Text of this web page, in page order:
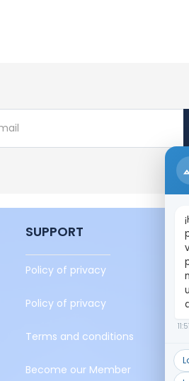
SUPPORT
Policy of privacy
Policy of privacy
Terms and conditions
Become our Member